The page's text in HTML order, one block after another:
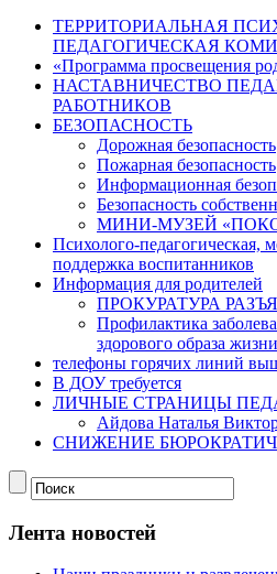
ТЕРРИТОРИАЛЬНАЯ
ПЕДАГОГИЧЕСКАЯ
«Программа просвещения
НАСТАВНИЧЕСТВО
РАБОТНИКОВ
БЕЗОПАСНОСТЬ
Дорожная безопасность
Пожарная безопасность
Информационная
Безопасность
МИНИ-МУЗЕЙ
Психолого-педагогическая,
поддержка воспитанников
Информация для родителей
ПРОКУРАТУРА
Профилактика
здорового образа жизни
телефоны горячих линий
В ДОУ требуется
ЛИЧНЫЕ СТРАНИЦЫ
Айдова Наталья
СНИЖЕНИЕ
Лента новостей